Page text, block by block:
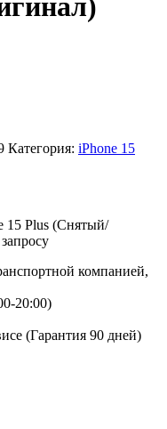
Категория: iPhone 15
15 Plus (Снятый/
компанией,
20:00)
(Гарантия 90 дней)